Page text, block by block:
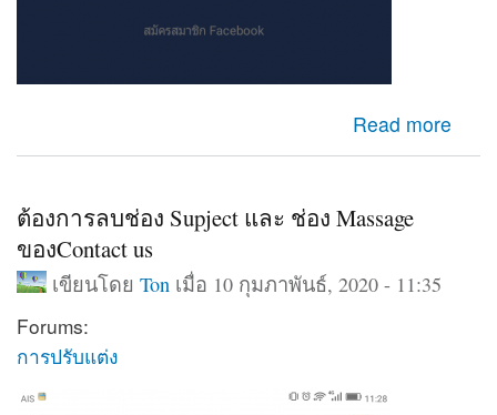
Read more
ต้องการลบช่อง Supject และ ช่อง Massage
ของContact us
เขียนโดย Ton เมื่อ 10 กุมภาพันธ์, 2020 - 11:35
Forums:
การปรับแต่ง